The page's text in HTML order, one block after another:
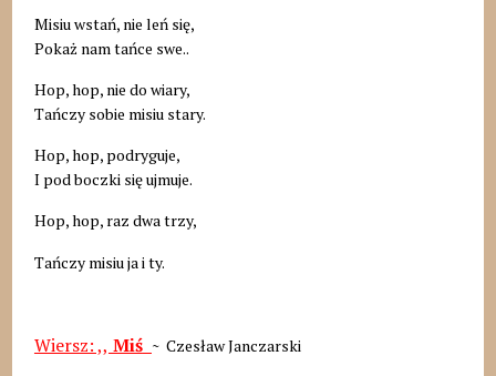
Misiu wstań, nie leń się,
Pokaż nam tańce swe..
Hop, hop, nie do wiary,
Tańczy sobie misiu stary.
Hop, hop, podryguje,
I pod boczki się ujmuje.
Hop, hop, raz dwa trzy,
Tańczy misiu ja i ty.
Wiersz: ,, Miś ~ Czesław Janczarski